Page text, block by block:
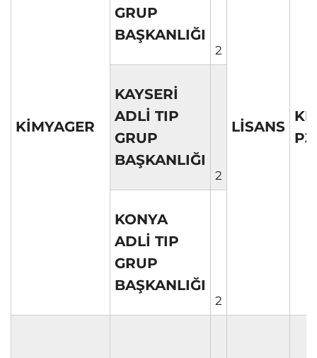
KİMYAGER
GRUP
BAŞKANLIĞI
2
LİSANS
P3
KAYSERİ
ADLİ TIP
GRUP
BAŞKANLIĞI
2
KONYA
ADLİ TIP
GRUP
BAŞKANLIĞI
2